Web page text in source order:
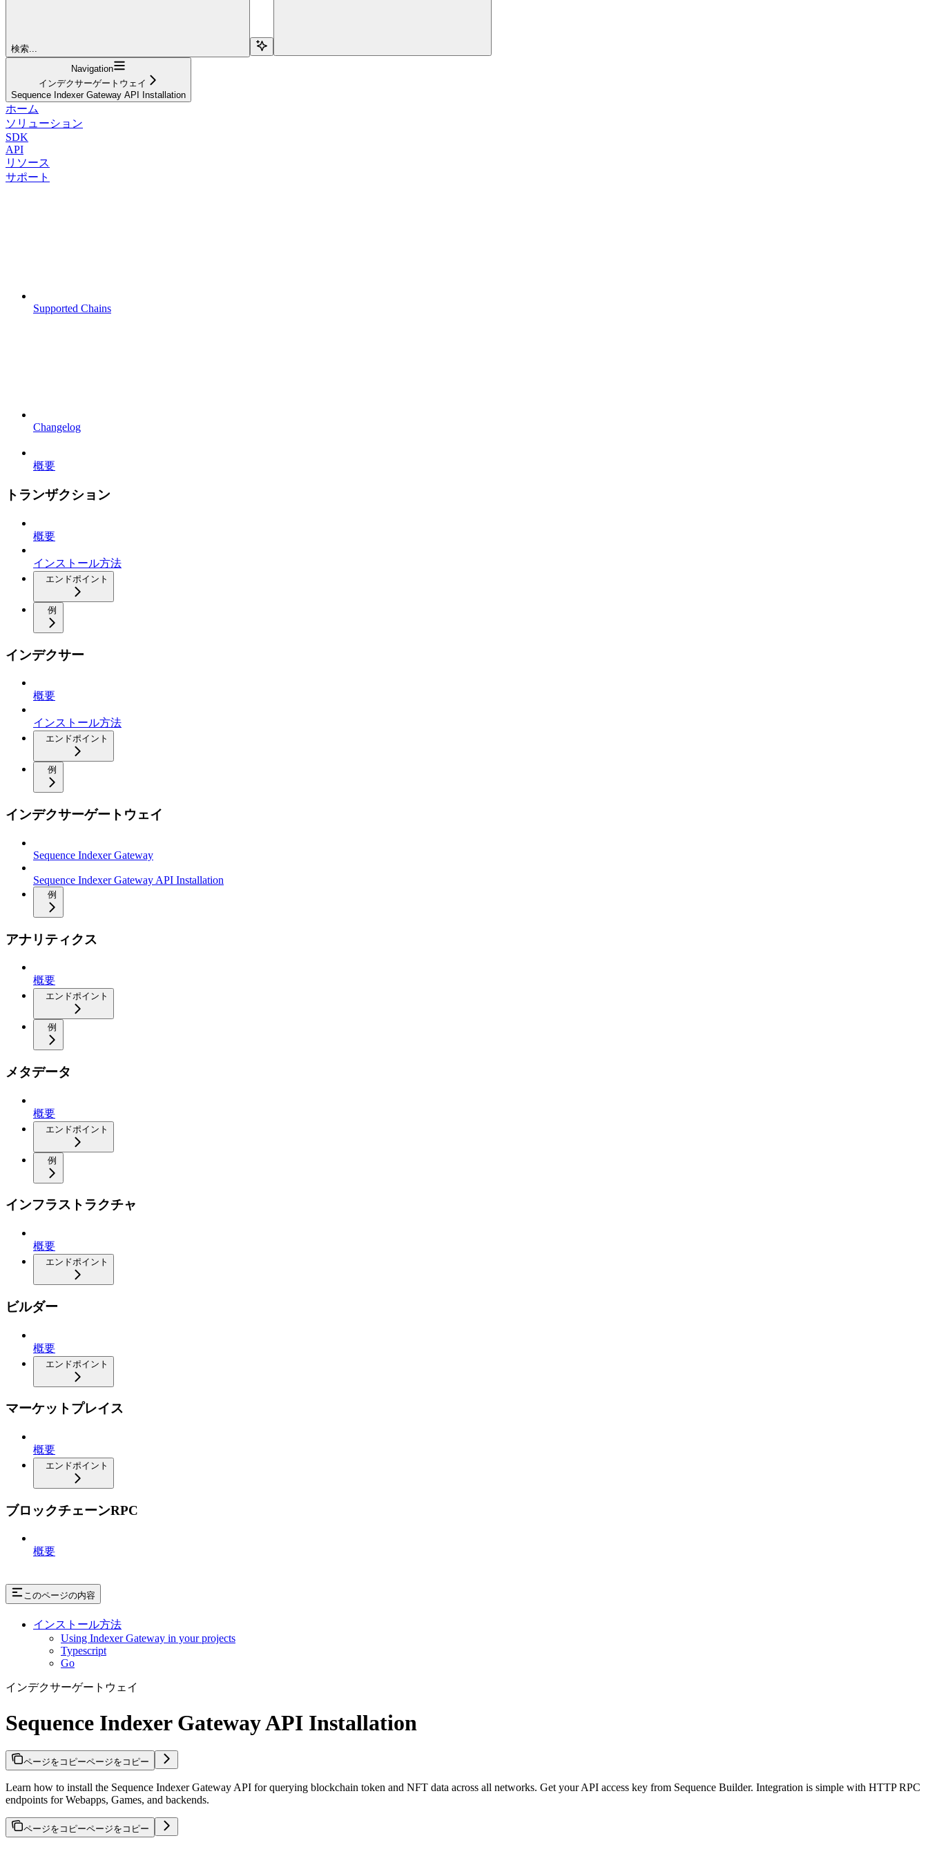
検索...
Navigation
インデクサーゲートウェイ
Sequence Indexer Gateway API Installation
ホーム
ソリューション
SDK
API
リソース
サポート
Supported Chains
Changelog
概要
トランザクション
概要
インストール方法
エンドポイント
例
インデクサー
概要
インストール方法
エンドポイント
例
インデクサーゲートウェイ
Sequence Indexer Gateway
Sequence Indexer Gateway API Installation
例
アナリティクス
概要
エンドポイント
例
メタデータ
概要
エンドポイント
例
インフラストラクチャ
概要
エンドポイント
ビルダー
概要
エンドポイント
マーケットプレイス
概要
エンドポイント
ブロックチェーンRPC
概要
このページの内容
インストール方法
Using Indexer Gateway in your projects
Typescript
Go
インデクサーゲートウェイ
Sequence Indexer Gateway API Installation
ページをコピーページをコピー
Learn how to install the Sequence Indexer Gateway API for querying blockchain token and NFT data across all networks. Get your API access key from Sequence Builder. Integration is simple with HTTP RPC
endpoints for Webapps, Games, and backends.
ページをコピーページをコピー